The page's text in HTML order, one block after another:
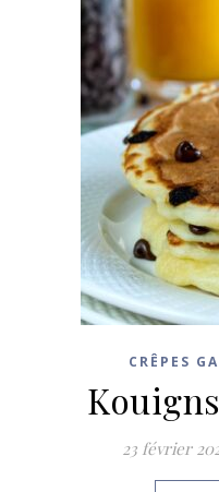
CRÊPES
23 février